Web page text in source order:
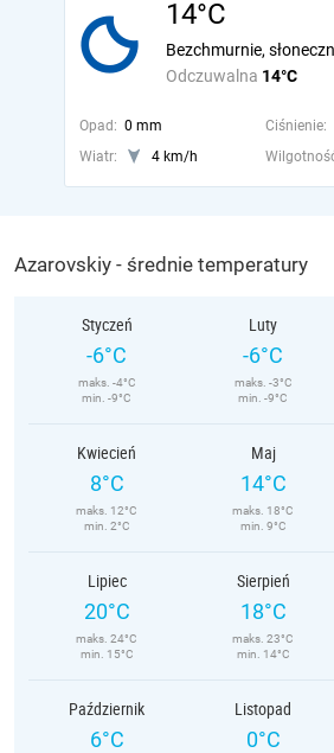
14°C
Odczuwalna 14°C
Bezchmurnie,
Opad: 0 mm Ciśnienie:
Wiatr:
4 km/h
Azarovskiy - średnie temperatury
Styczeń
-6°C
maks. -4°C
min. -9°C
Luty
-6°C
maks. -3°C
min. -9°C
Kwiecień
8°C
maks. 12°C
min. 2°C
Maj
14°C
maks. 18°C
min. 9°C
Lipiec
20°C
maks. 24°C
min. 15°C
Sierpień
18°C
maks. 23°C
min. 14°C
Październik
6°C
Listopad
0°C